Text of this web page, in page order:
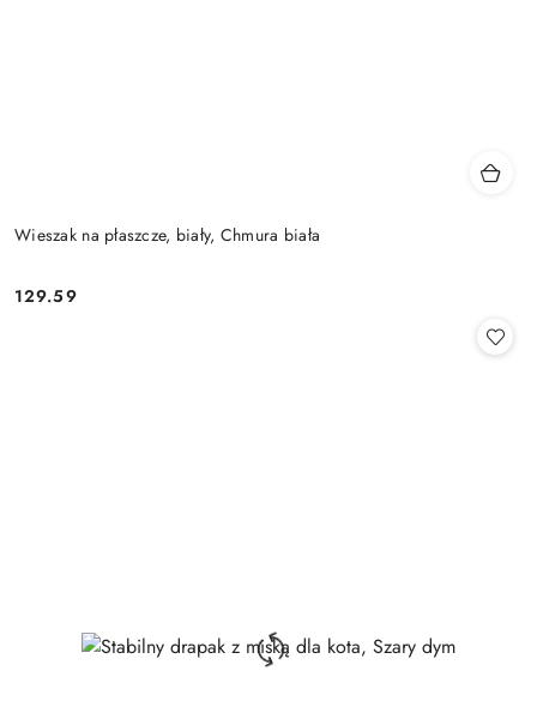
Wieszak na płaszcze, biały, Chmura biała
Cena:
129.59